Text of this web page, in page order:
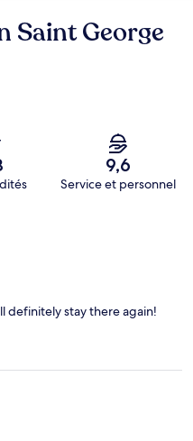
Saint George
9,6
Service et personnel
definitely stay there again!